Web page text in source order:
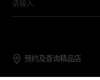
预约及查询精品店